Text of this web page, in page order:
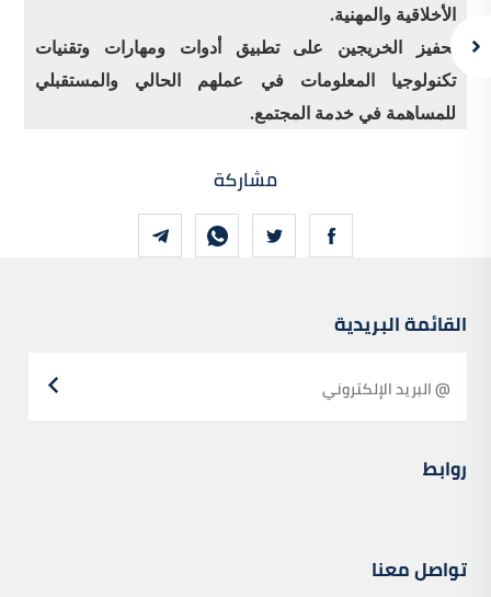
الأخلاقية والمهنية.
تحفيز الخريجين على تطبيق أدوات ومهارات وتقنيات
تكنولوجيا المعلومات في عملهم الحالي والمستقبلي
للمساهمة في خدمة المجتمع.
مشاركة
القائمة البريدية
روابط
تواصل معنا